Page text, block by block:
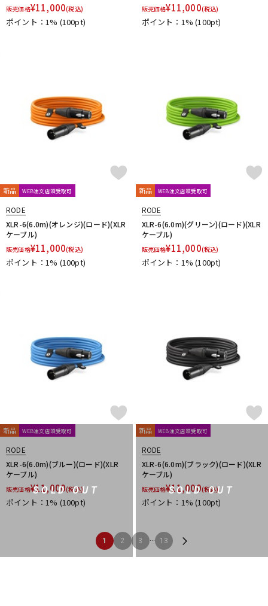
販売価格¥11,000(税込)
ポイント：1% (100pt)
販売価格¥11,000(税込)
ポイント：1%(100pt)
新品 WEB注文店頭受取可
RODE
XLR-6(6.0m)(オレンジ)(ロード)(XLR
ケーブル)
販売価格¥11,000(税込)
ポイント：1% (100pt)
新品 WEB注文店頭受取可
RODE
XLR-6(6.0m)(グリーン)(ロード)(XLR
ケーブル)
販売価格¥11,000(税込)
ポイント：1%(100pt)
SOLD OUT
新品 WEB注文店頭受取可
RODE
XLR-6(6.0m)(ブルー)(ロード)(XLR
ケーブル)
販売価格¥11,000(税込)
ポイント：1% (100pt)
SOLD OUT
新品 WEB注文店頭受取可
RODE
XLR-6(6.0m)(ブラック)(ロード)(XLR
ケーブル)
販売価格¥11,000(税込)
ポイント：1%(100pt)
1 2 3 ... 13